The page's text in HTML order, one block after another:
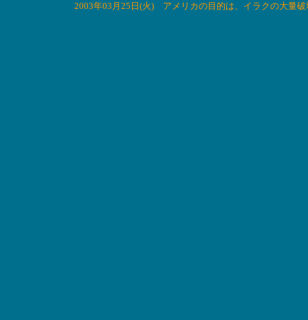
2003年03月25日(火) アメリカの目的は、イラクの大量